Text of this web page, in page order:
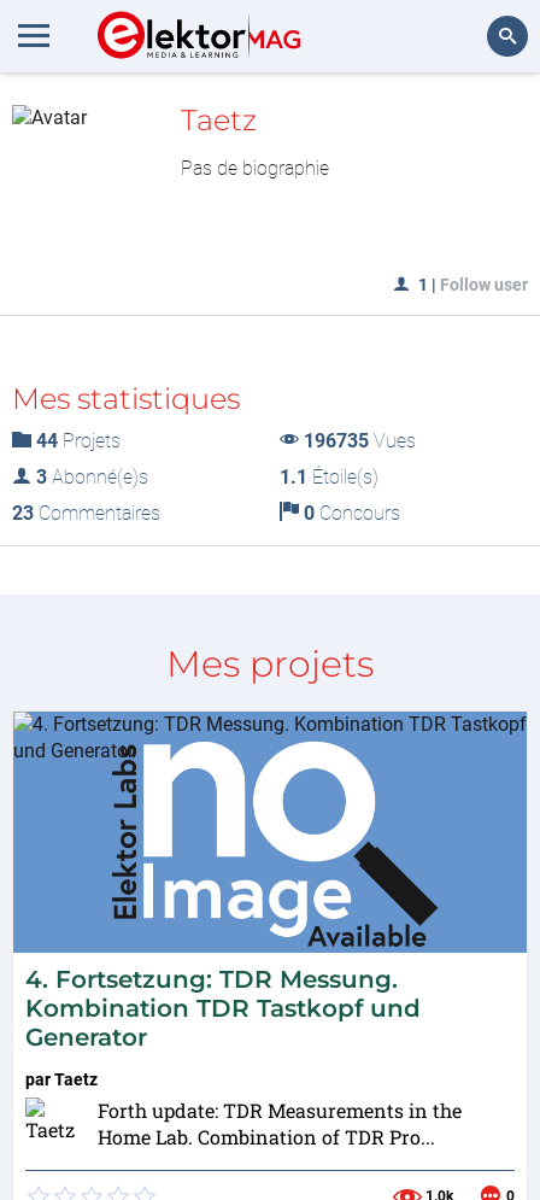
MesLAB
Taetz
Pas de biographie
1 | Follow user
Mes statistiques
44 Projets 196735Vues
3 Abonné(e)s 1.1 Étoile(s)
23 Commentaires 0Concours
Mes projets
4. Fortsetzung: TDR Messung.
Kombination TDR Tastkopf und
Generator
parTaetz
Forth update: TDR Measurements in the
Home Lab. Combination of TDR Pro...
1.0k 0